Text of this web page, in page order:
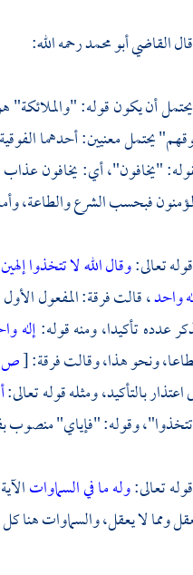
القاضي أبو محمدرحمه الله:
أن يكون قوله:
يحتمل معنيين: أحدهما
"يخافون"، أي: يخافون
فبحسب الشرع والطاعة،
تعالى:وقال الله لا تتخذوا
واحد، قالت فرقة: المفعول
عدده تأكيدا، ومنه قوله:إله
ونحو هذا، وقالت فرقة:[
اعتذار بالتأكيد، ومثله قوله تعالى:
وقوله: "فإياي" منصوب
تعالى:وله ما في السماوات
ومما لا يعقل، والسماوات هنا